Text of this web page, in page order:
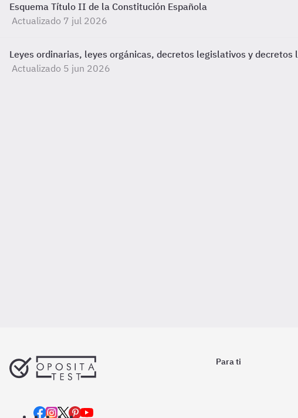
Esquema Título II de la Constitución Española
Actualizado 7 jul 2026
Leyes ordinarias, leyes orgánicas, decretos legislativos y decretos
Actualizado 5 jun 2026
Para ti